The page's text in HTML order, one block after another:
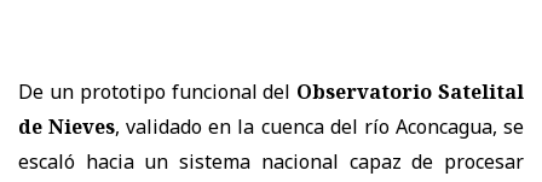
De un prototipo funcional del Observatorio Satelital
de Nieves, validado en la cuenca del río Aconcagua, se
escaló hacia un sistema nacional capaz de procesar